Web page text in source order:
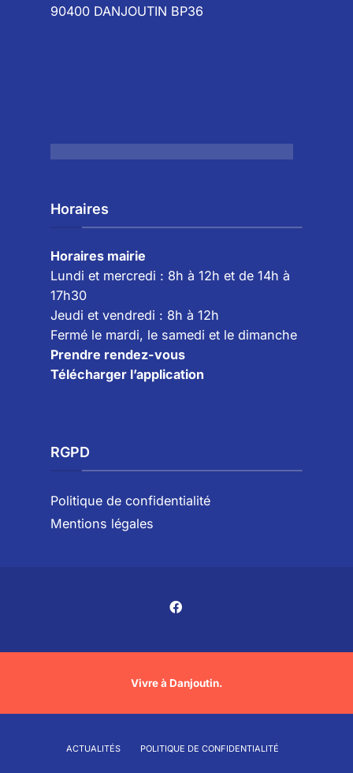
90400 DANJOUTIN BP36
Horaires
Horaires mairie
Lundi et mercredi : 8h à 12h et de 14h à
17h30
Jeudi et vendredi : 8h à 12h
Fermé le mardi, le samedi et le dimanche
Prendre rendez-vous
Télécharger l’application
RGPD
Politique de confidentialité
Mentions légales
Vivre à Danjoutin.
ACTUALITÉS POLITIQUE DE CONFIDENTIALITÉ